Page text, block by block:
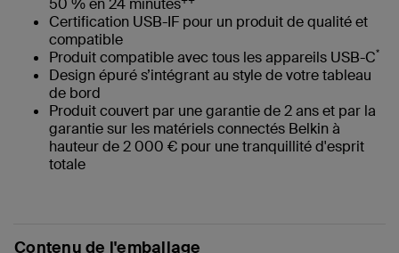
50 % en 24 minutes
Certification USB-IF pour un produit de qualité et
compatible
Produit compatible avec tous les appareils USB-C*
Design épuré s’intégrant au style de votre tableau
de bord
Produit couvert par une garantie de 2 ans et par la
garantie sur les matériels connectés Belkin à
hauteur de 2 000 € pour une tranquillité d'esprit
totale
Contenu de l'emballage